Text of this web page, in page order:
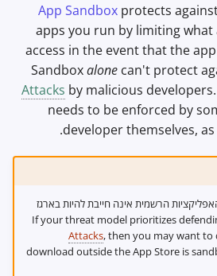
App Sandbox protects
apps you run by limiting
access in the event that the
Sandboxalone can't protect
Attacks by malicious
needs to be enforced by
developer themselves,
.
הרשמית אינה חייבת להיות בארגז
Attacks, then you may want to
download outside the App Store is